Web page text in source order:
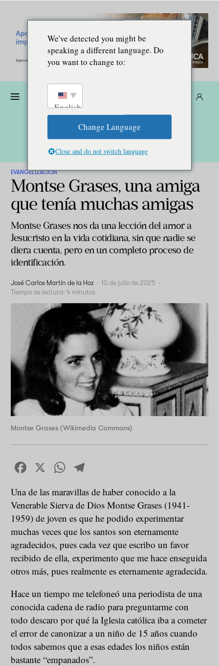
EVANGELIZACIÓN
Montse Grases, una amiga
que tenía muchas amigas
Montse Grases nos da una lección del amor a
Jesucristo en la vida cotidiana, sin que nadie se
diera cuenta, pero en un completo proceso de
identificación.
José Carlos Martín de la Hoz · 10 de julio de 2025 ·
Tiempo de lectura: 4 minutos
Montse Grases (Wikimedia Commons)
Facebook
X WhatsApp
Una de las maravillas de haber conocido a la
Venerable Sierva de Dios Montse Grases (1941-
1959) de joven es que he podido experimentar
muchas veces que los santos son eternamente
agradecidos, pues cada vez que escribo un favor
recibido de ella, experimento que me hace enseguida
otros más, pues realmente es eternamente agradecida.
Hace un tiempo me telefoneó una periodista de una
conocida cadena de radio para preguntarme con
todo descaro por qué la Iglesia católica iba a cometer
el error de canonizar a un niño de 15 años cuando
todos sabemos que a esas edades los niños están
bastante “empanados”.
We've detected you might be
speaking a different language. Do
you want to change to:
English
Change Language
Close and do not switch language